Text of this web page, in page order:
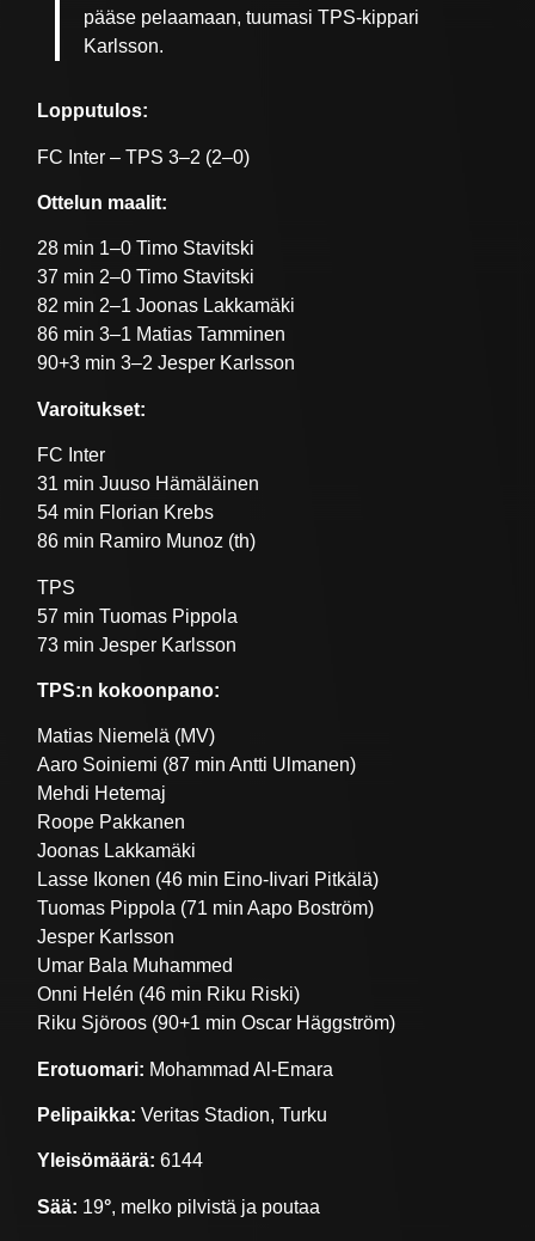
pääse pelaamaan, tuumasi TPS-kippari
Karlsson.
Lopputulos:
FC Inter – TPS 3–2 (2–0)
Ottelun maalit:
28 min 1–0 Timo Stavitski
37 min 2–0 Timo Stavitski
82 min 2–1 Joonas Lakkamäki
86 min 3–1 Matias Tamminen
90+3 min 3–2 Jesper Karlsson
Varoitukset:
FC Inter
31 min Juuso Hämäläinen
54 min Florian Krebs
86 min Ramiro Munoz (th)
TPS
57 min Tuomas Pippola
73 min Jesper Karlsson
TPS:n kokoonpano:
Matias Niemelä (MV)
Aaro Soiniemi (87 min Antti Ulmanen)
Mehdi Hetemaj
Roope Pakkanen
Joonas Lakkamäki
Lasse Ikonen (46 min Eino-Iivari Pitkälä)
Tuomas Pippola (71 min Aapo Boström)
Jesper Karlsson
Umar Bala Muhammed
Onni Helén (46 min Riku Riski)
Riku Sjöroos (90+1 min Oscar Häggström)
Erotuomari: Mohammad Al-Emara
Pelipaikka:Veritas Stadion, Turku
Yleisömäärä: 6144
Sää: 19°, melko pilvistä ja poutaa